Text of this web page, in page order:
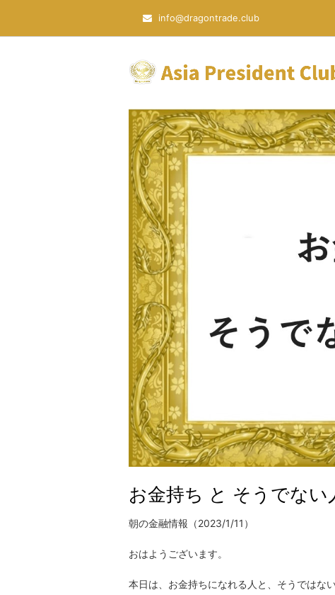
info@dragontrade.club
お金持ち と そうでない
朝の金融情報（2023/1/11）
おはようございます。
本日は、お金持ちになれる人と、そうではな